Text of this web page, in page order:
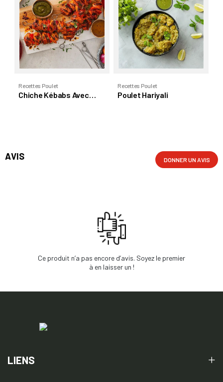
Recettes Poulet
Chiche Kébabs Avec
Recettes Poulet
Poulet Hariyali
AVIS DONNER UN AVIS
Ce produit n’a pas encore d’avis. Soyez le premier
à en laisser un !
LIENS